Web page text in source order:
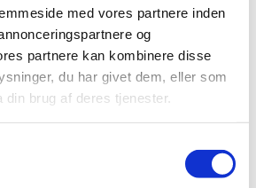
med vores partnere inden
og
partnere kan kombinere disse
du har givet dem, eller som
din brug af deres tjenester.
71, 2300